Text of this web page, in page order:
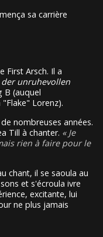
sa carrière
First Arsch. Il a
der unruhevollen
B (auquel
Lorenz).
nombreuses années.
Till à chanter.
Je
rien à faire pour le
chant, il se saoula au
et s'écroula ivre
excitante, lui
ne plus jamais